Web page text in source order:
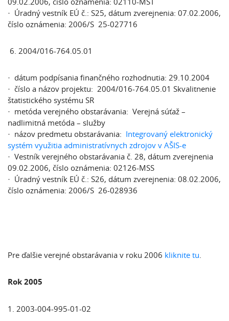
· Úradný vestník EÚ č.: S25, dátum zverejnenia: 07.02.2006,
číslo oznámenia: 2006/S 25-027716
6. 2004/016-764.05.01
· dátum podpísania finančného rozhodnutia: 29.10.2004
· číslo a názov projektu: 2004/016-764.05.01 Skvalitnenie
štatistického systému SR
· metóda verejného obstarávania: Verejná súťaž –
nadlimitná metóda – služby
· názov predmetu obstarávania: Integrovaný elektronický
systém využitia administratívnych zdrojov v AŠIS-e
· Vestník verejného obstarávania č. 28, dátum zverejnenia
09.02.2006, číslo oznámenia: 02126-MSS
· Úradný vestník EÚ č.: S26, dátum zverejnenia: 08.02.2006,
číslo oznámenia: 2006/S 26-028936
Pre ďalšie verejné obstarávania v roku 2006 kliknite tu.
Rok 2005
1. 2003-004-995-01-02